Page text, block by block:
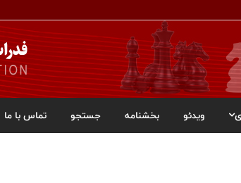
ویدئو بخشنامه جستجو تماس با ما